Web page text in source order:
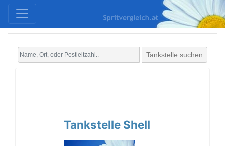
Tankstelle suchen
Tankstelle Shell